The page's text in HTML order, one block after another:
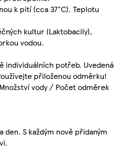
k pití (cca 37°C). Teplotu
kultur (Laktobacily),
vodou.
individuálních potřeb. Uvedená
přiloženou odměrku!
vody / Počet odměrek
S každým nově přidaným